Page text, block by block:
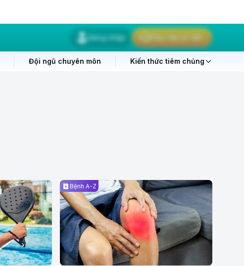
Đăng nhập Yêu cầu tư vấn
Đội ngũ chuyên môn Kiến thức tiêm chủng
Bệnh A-Z